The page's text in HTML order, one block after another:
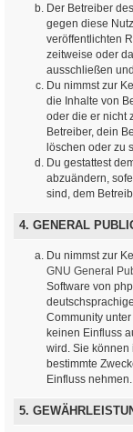
Der Betreiber
gegen diese
veröffentlichten
zeitweise oder
ausschließen
Du nimmst zur
die Inhalte von
oder die er nicht
Betreiber, dein
löschen oder zu
Du gestattest
abzuändern,
sind, dem
4. GENERAL
Du nimmst zur
GNU General
Software von
Community
keinen Einfluss
wird. Sie können
bestimmte
Einfluss nehmen.
5.